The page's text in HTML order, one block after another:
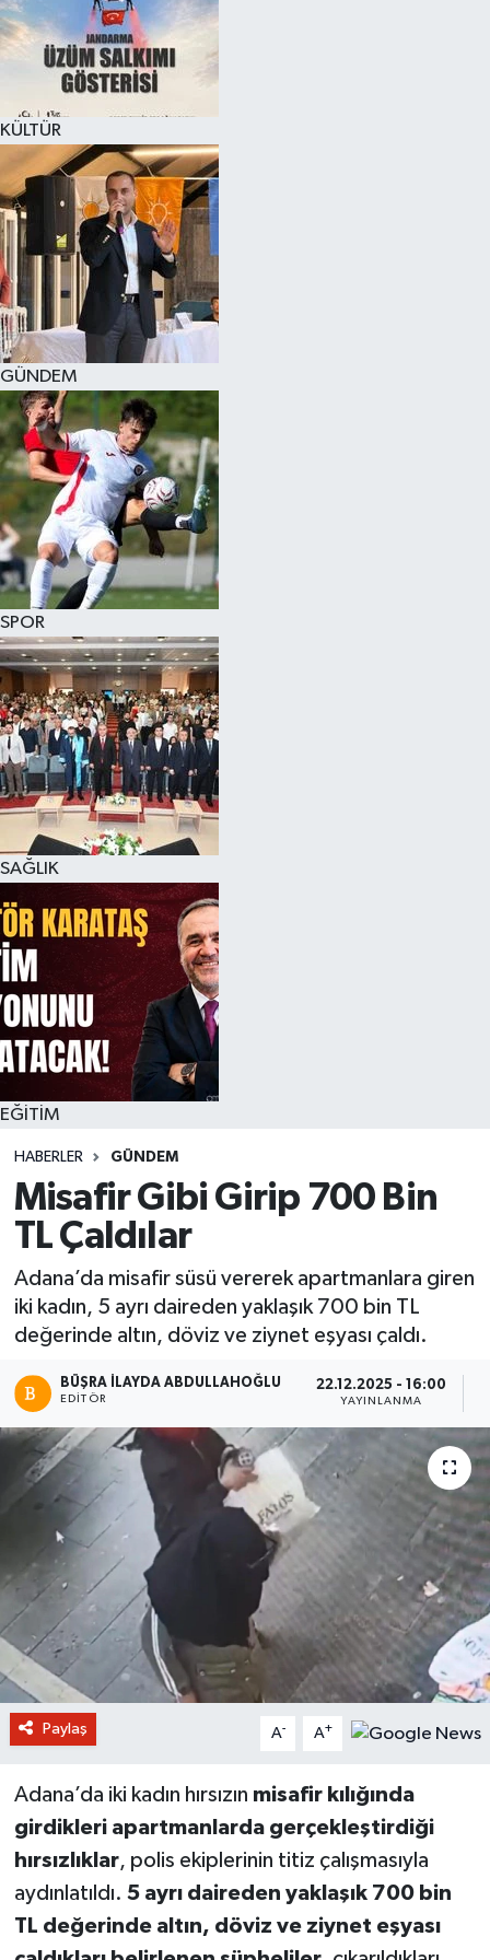
KÜLTÜR
GÜNDEM
SPOR
SAĞLIK
EĞİTİM
HABERLER GÜNDEM
Misafir Gibi Girip 700 Bin
TL Çaldılar
Adana’da misafir süsü vererek apartmanlara giren
iki kadın, 5 ayrı daireden yaklaşık 700 bin TL
değerinde altın, döviz ve ziynet eşyası çaldı.
BÜŞRA İLAYDA ABDULLAHOĞLU
EDITÖR
22.12.2025 - 16:00
YAYINLANMA
Paylaş A- A+
Adana’da iki kadın hırsızın misafir kılığında
girdikleri apartmanlarda gerçekleştirdiği
hırsızlıklar, polis ekiplerinin titiz çalışmasıyla
aydınlatıldı. 5 ayrı daireden yaklaşık 700 bin
TL değerinde altın, döviz ve ziynet eşyası
KÜLTÜR SANAT
MAGAZİN
SAĞLIK
SİYASET
SPOR
TEKNOLOJİ
VİZYONDAKİLER
YAŞAM